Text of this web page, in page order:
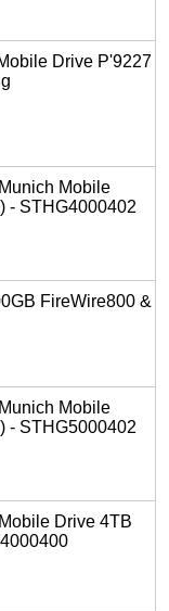
Drive P'9227
Mobile
- STHG4000402
FireWire800 &
Mobile
- STHG5000402
Drive 4TB